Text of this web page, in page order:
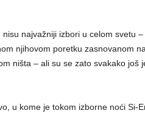
najvažniji izbori u celom svetu
njihovom poretku zasnovanom
ništa – ali su se zato svakako još
u kome je tokom izborne noći Si-